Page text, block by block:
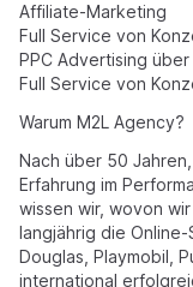
Affiliate-Marketing
Full Service von
PPC Advertising
Full Service von
Warum M2L Agency?
Nach über 50
Erfahrung im
wissen wir, wovon
langjährig die
Douglas, Playmobil,
international